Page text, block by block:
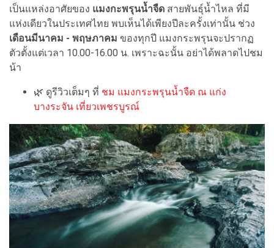
เป็นแหล่งอาศัยของ แมงกะพรุนน้ำจืด สายพันธุ์น้ำไหล ที่มี
แห่งเดียวในประเทศไทย พบเห็นได้เพียงปีละครั้งเท่านั้น ช่วง
เดือนมีนาคม - พฤษภาคม ของทุกปี แมงกระพรุนจะปรากฏ
ตัวตั้งแต่เวลา 10.00-16.00 น. เพราะฉะนั้น อย่าได้พลาดไปชม
น้า
🌿 ดูรีวิวเต็มๆ ที่ ชม แมงกระพรุนน้ำจืด ณ แก่ง
บางระจัน เที่ยวเพชรบูรณ์